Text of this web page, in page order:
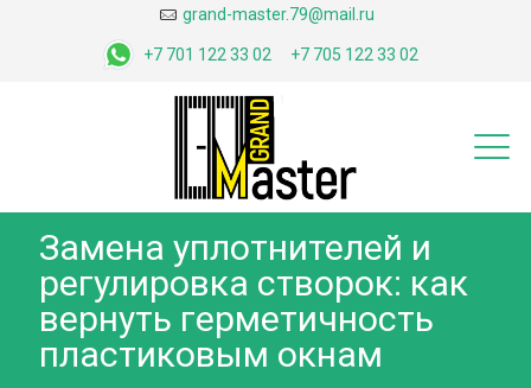
grand-master.79@mail.ru
+7 701 122 33 02 +7 705 122 33 02
Замена уплотнителей и
регулировка створок: как
вернуть герметичность
пластиковым окнам